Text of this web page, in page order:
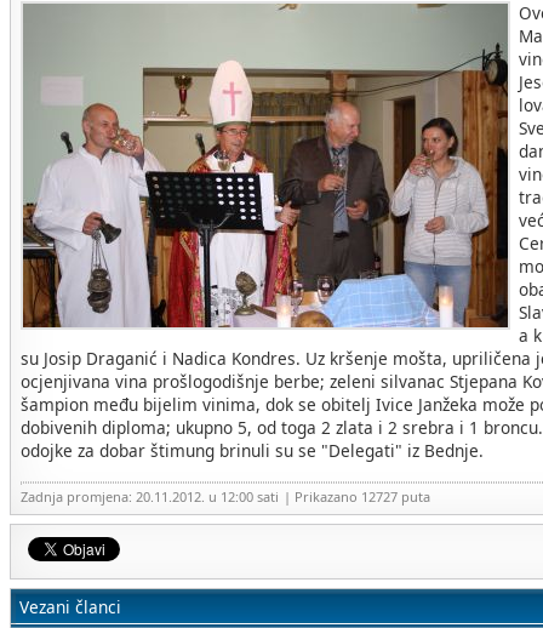
a
su Josip Draganić i Nadica Kondres. Uz kršenje mošta, upriličena
ocjenjivana vina prošlogodišnje berbe; zeleni silvanac Stjepana
šampion među bijelim vinima, dok se obitelj Ivice Janžeka može
dobivenih diploma; ukupno 5, od toga 2 zlata i 2 srebra i 1
odojke za dobar štimung brinuli su se "Delegati" iz Bednje.
Zadnja promjena: 20.11.2012. u 12:00 sati | Prikazano 12727 puta
Vezani članci